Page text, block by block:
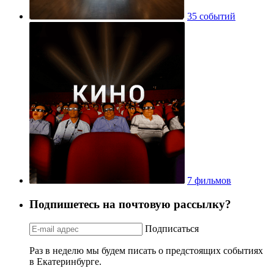
35 событий
7 фильмов
Подпишетесь на почтовую рассылку?
Подписаться
Раз в неделю мы будем писать о предстоящих событиях
в Екатеринбурге.